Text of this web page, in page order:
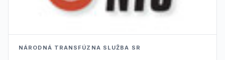
NÁRODNÁ TRANSFÚZNA SLUŽBA SR